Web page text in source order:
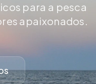
para a pesca
apaixonados.